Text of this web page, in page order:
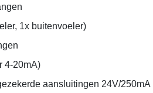
1x buitenvoeler)
4-20mA)
aansluitingen 24V/250mA